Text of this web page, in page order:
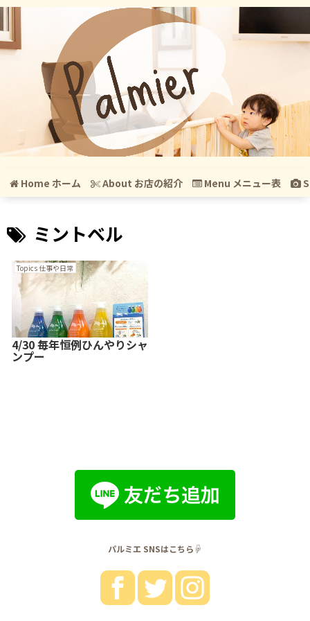
Home ホーム About お店の紹介 Menu メニュー表
ミントベル
Topics 仕事や日常
4/30 毎年恒例ひんやりシャ
ンプー
パルミエ SNSはこちら☟